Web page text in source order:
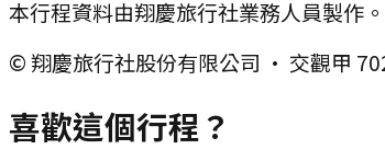
本行程資料由翔慶旅行社業務人員製作
© 翔慶旅行社股份有限公司 · 交觀甲
喜歡這個行程？